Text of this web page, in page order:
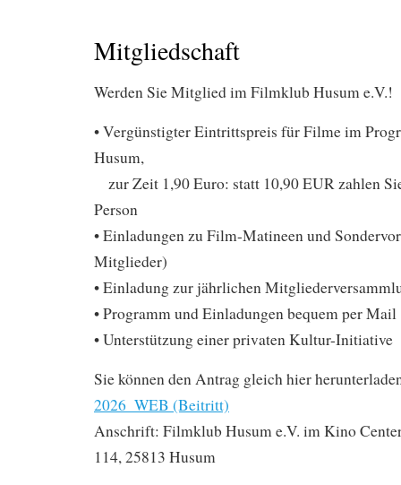
Mitgliedschaft
Werden Sie Mitglied im Filmklub Husum e.V.!
• Vergünstigter Eintrittspreis für Filme im
Husum,
zur Zeit 1,90 Euro: statt 10,90 EUR zahlen
Person
• Einladungen zu Film-Matineen und
Mitglieder)
• Einladung zur jährlichen
• Programm und Einladungen bequem per Mail
• Unterstützung einer privaten Kultur-Initiative
Sie können den Antrag gleich hier
2026_WEB (Beitritt)
Anschrift: Filmklub Husum e.V. im Kino
114, 25813 Husum